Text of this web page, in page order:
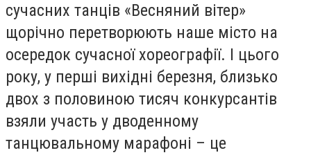
сучасних танців «Весняний вітер»
щорічно перетворюють наше місто на
осередок сучасної хореографії. І цього
року, у перші вихідні березня, близько
двох з половиною тисяч конкурсантів
взяли участь у дводенному
танцювальному марафоні – це